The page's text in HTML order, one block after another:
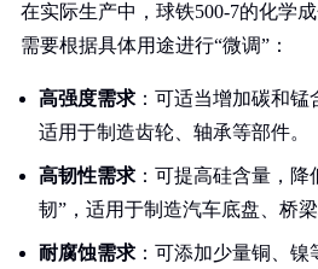
在实际生产中，球铁500-7的化学
需要根据具体用途进行“微调”：
高强度需求 ：可适当增加碳和锰
适用于制造齿轮、轴承等部件。
高韧性需求 ：可提高硅含量，
韧”，适用于制造汽车底盘、桥梁
耐腐蚀需求 ：可添加少量铜、